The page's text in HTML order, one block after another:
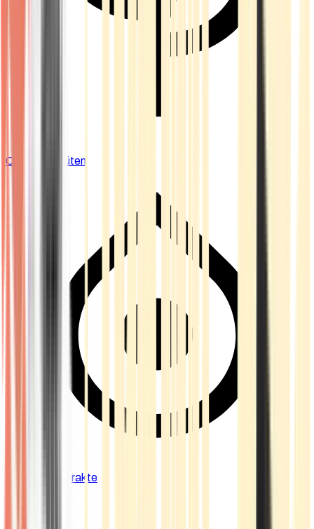
Cannabis Blüten
Cannabis Extrakte